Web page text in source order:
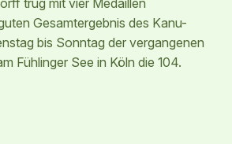
trug mit vier Medaillen
Gesamtergebnis des Kanu-
bis Sonntag der vergangenen
Fühlinger See in Köln die 104.